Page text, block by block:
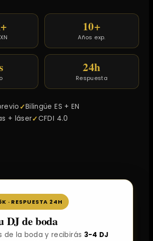
10+
Años exp.
24h
Respuesta
Bilingüe ES + EN
+ láser
CFDI 4.0
· RESPUESTA 24H
DJ de boda
de la boda y recibirás 3-4 DJ